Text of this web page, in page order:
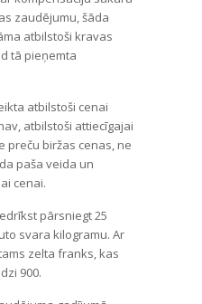
zaudējumu, šāda
atbilstoši kravas
tā pieņemta
atbilstoši cenai
atbilstoši attiecīgajai
preču biržas cenas, ne
paša veida un
cenai.
pārsniegt 25
svara kilogramu. Ar
zelta franks, kas
900.